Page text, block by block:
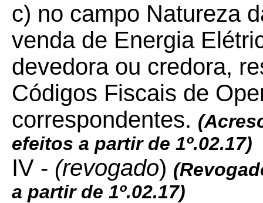
c) no campo Natureza
venda de Energia
devedora ou credora,
Códigos Fiscais de
correspondentes. (
efeitos a partir de 1º.02.17)
IV - (revogado)
a partir de 1º.02.17)